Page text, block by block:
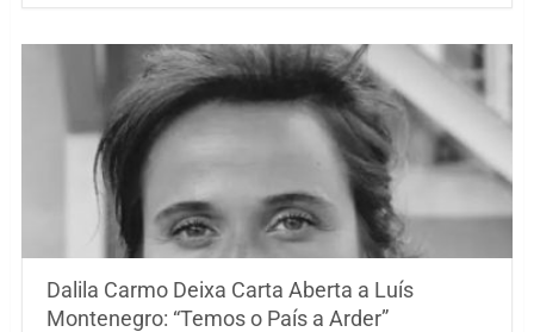
Dalila Carmo Deixa Carta Aberta a Luís
Montenegro: “Temos o País a Arder”